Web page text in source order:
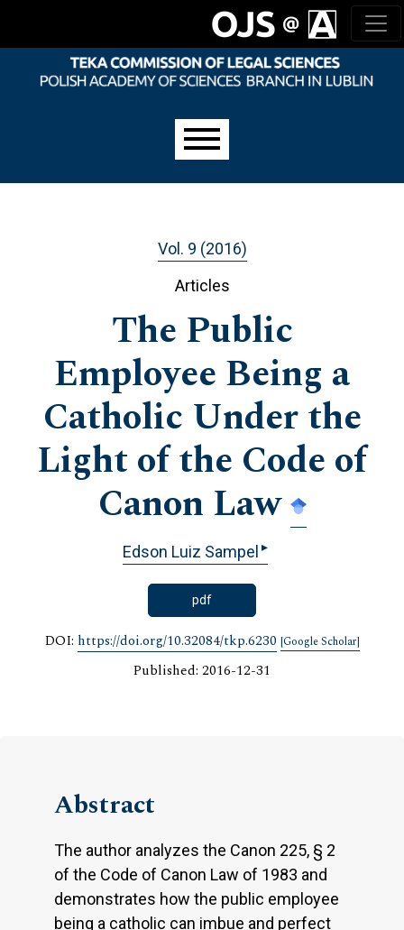
Vol. 9 (2016)
Articles
The Public
Employee Being a
Catholic Under the
Light of the Code of
Canon Law
Edson Luiz Sampel ▸
pdf
DOI: https://doi.org/10.32084/tkp.6230 [Google Scholar]
Published: 2016-12-31
Abstract
The author analyzes the Canon 225, § 2
of the Code of Canon Law of 1983 and
demonstrates how the public employee
being a catholic can imbue and perfect